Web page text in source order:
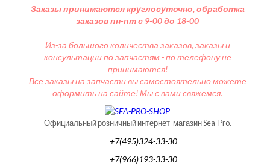
Заказы принимаются круглосуточно, обработка
заказов пн-пт с 9-00 до 18-00
Из-за большого количества заказов, заказы и
консультации по запчастям - по телефону не
принимаются!
Все заказы на запчасти вы самостоятельно можете
оформить на сайте! Мы с вами свяжемся.
Официальный розничный интернет-магазин Sea-Pro.
+7(495)324-33-30
+7(966)193-33-30